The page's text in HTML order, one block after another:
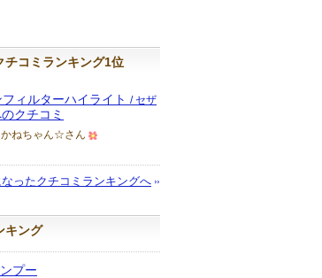
チコミランキング1位
フィルターハイライト / セザ
クチコミ
ねちゃん☆さん
上
メ
ったクチコミランキングへ
キング
プー